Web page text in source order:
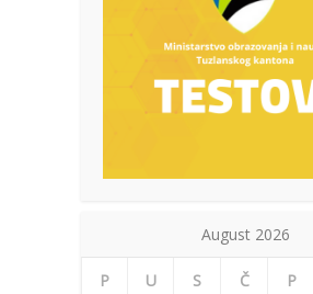
August 2026
P U S Č P